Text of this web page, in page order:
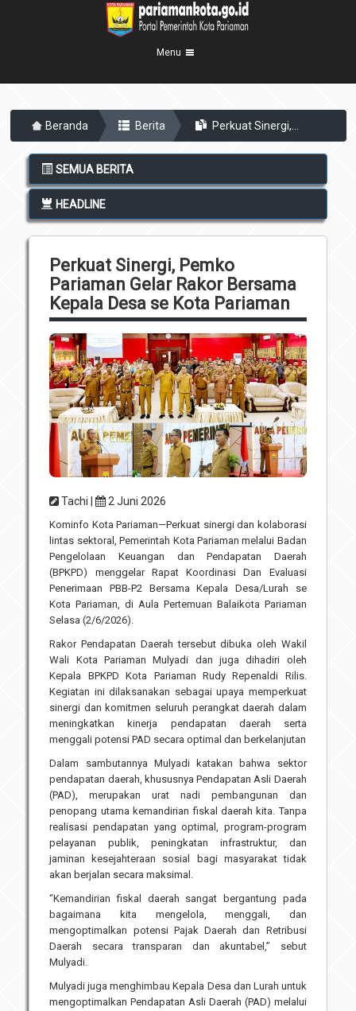
Menu
Profil Kota 5
Sejarah
Demografis
Geografis
Legislatif
Sekretariat Daerah
Kecamatan
Desa
Kelurahan
Unit Pelaksana Teknis (UPT)
Transparansi
Informasi
Layanan
Pengumuman
Infografis
Download
Penghargaan
Beranda Berita Perkuat Sinergi,...
SEMUA BERITA
HEADLINE
Perkuat Sinergi, Pemko
Pariaman Gelar Rakor Bersama
Kepala Desa se Kota Pariaman
Tachi | 2 Juni 2026
Kominfo Kota Pariaman—Perkuat sinergi dan kolaborasi
lintas sektoral, Pemerintah Kota Pariaman melalui Badan
Pengelolaan Keuangan dan Pendapatan Daerah
(BPKPD) menggelar Rapat Koordinasi Dan Evaluasi
Penerimaan PBB-P2 Bersama Kepala Desa/Lurah se
Kota Pariaman, di Aula Pertemuan Balaikota Pariaman
Selasa (2/6/2026).
Rakor Pendapatan Daerah tersebut dibuka oleh Wakil
Wali Kota Pariaman Mulyadi dan juga dihadiri oleh
Kepala BPKPD Kota Pariaman Rudy Repenaldi Rilis.
Kegiatan ini dilaksanakan sebagai upaya memperkuat
sinergi dan komitmen seluruh perangkat daerah dalam
meningkatkan kinerja pendapatan daerah serta
menggali potensi PAD secara optimal dan berkelanjutan
Dalam sambutannya Mulyadi katakan bahwa sektor
pendapatan daerah, khususnya Pendapatan Asli Daerah
(PAD), merupakan urat nadi pembangunan dan
penopang utama kemandirian fiskal daerah kita. Tanpa
realisasi pendapatan yang optimal, program-program
pelayanan publik, peningkatan infrastruktur, dan
jaminan kesejahteraan sosial bagi masyarakat tidak
akan berjalan secara maksimal.
“Kemandirian fiskal daerah sangat bergantung pada
bagaimana kita mengelola, menggali, dan
mengoptimalkan potensi Pajak Daerah dan Retribusi
Daerah secara transparan dan akuntabel,” sebut
Mulyadi.
Mulyadi juga menghimbau Kepala Desa dan Lurah untuk
mengoptimalkan Pendapatan Asli Daerah (PAD) melalui